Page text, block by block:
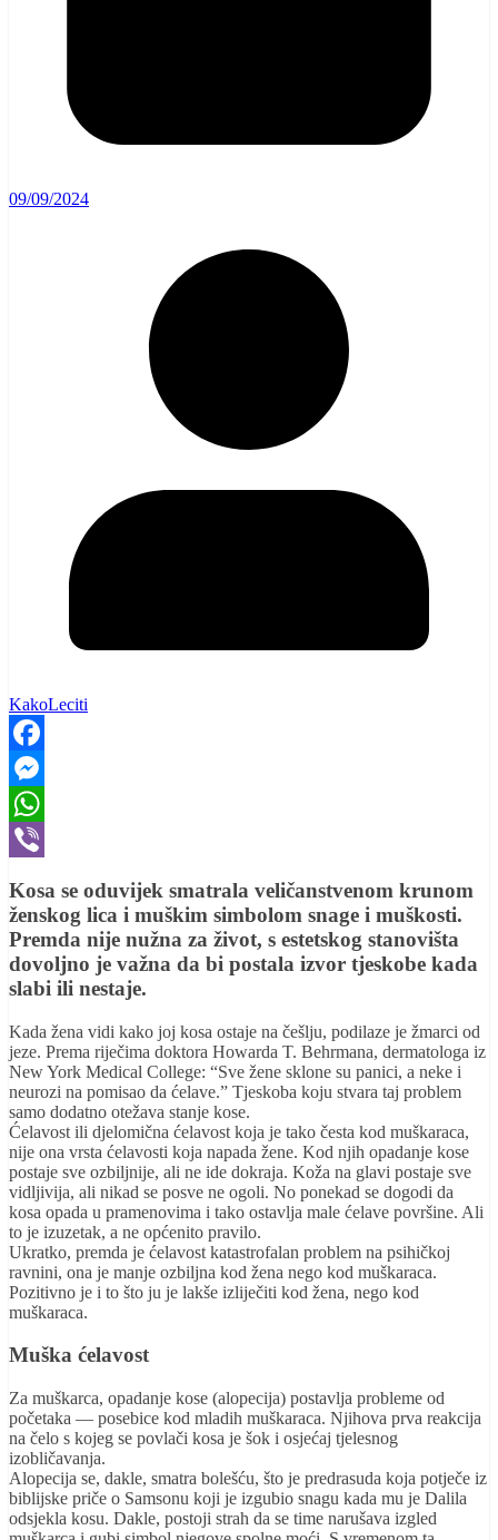
09/09/2024
KakoLeciti
Facebook
Messenger
WhatsApp
Kosa se oduvijek smatrala veličanstvenom krunom
ženskog lica i muškim simbolom snage i muškosti.
Premda nije nužna za život, s estetskog stanovišta
dovoljno je važna da bi postala izvor tjeskobe kada
slabi ili nestaje.
Kada žena vidi kako joj kosa ostaje na češlju, podilaze je žmarci od
jeze. Prema riječima doktora Howarda T. Behrmana, dermatologa iz
New York Medical College: “Sve žene sklone su panici, a neke i
neurozi na pomisao da ćelave.” Tjeskoba koju stvara taj problem
samo dodatno otežava stanje kose.
Ćelavost ili djelomična ćelavost koja je tako česta kod muškaraca,
nije ona vrsta ćelavosti koja napada žene. Kod njih opadanje kose
postaje sve ozbiljnije, ali ne ide dokraja. Koža na glavi postaje sve
vidljivija, ali nikad se posve ne ogoli. No ponekad se dogodi da
kosa opada u pramenovima i tako ostavlja male ćelave površine. Ali
to je izuzetak, a ne općenito pravilo.
Ukratko, premda je ćelavost katastrofalan problem na psihičkoj
ravnini, ona je manje ozbiljna kod žena nego kod muškaraca.
Pozitivno je i to što ju je lakše izliječiti kod žena, nego kod
muškaraca.
Muška ćelavost
Za muškarca, opadanje kose (alopecija) postavlja probleme od
početaka — posebice kod mladih muškaraca. Njihova prva reakcija
na čelo s kojeg se povlači kosa je šok i osjećaj tjelesnog
izobličavanja.
Alopecija se, dakle, smatra bolešću, što je predrasuda koja potječe iz
biblijske priče o Samsonu koji je izgubio snagu kada mu je Dalila
odsjekla kosu. Dakle, postoji strah da se time narušava izgled